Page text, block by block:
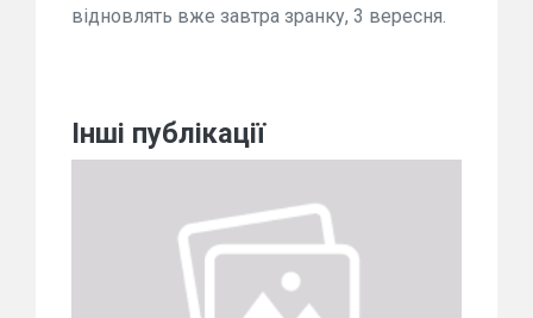
відновлять вже завтра зранку, 3 вересня.
Інші публікації